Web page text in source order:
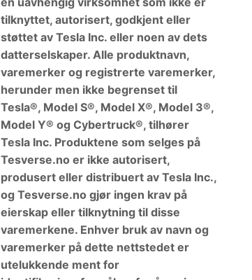
tilknyttet, autorisert, godkjent eller
støttet av Tesla Inc. eller noen av dets
datterselskaper. Alle produktnavn,
varemerker og registrerte varemerker,
herunder men ikke begrenset til
Tesla®, Model S®, Model X®, Model 3®,
Model Y® og Cybertruck®, tilhører
Tesla Inc. Produktene som selges på
Tesverse.no er ikke autorisert,
produsert eller distribuert av Tesla Inc.,
og Tesverse.no gjør ingen krav på
eierskap eller tilknytning til disse
varemerkene. Enhver bruk av navn og
varemerker på dette nettstedet er
utelukkende ment for